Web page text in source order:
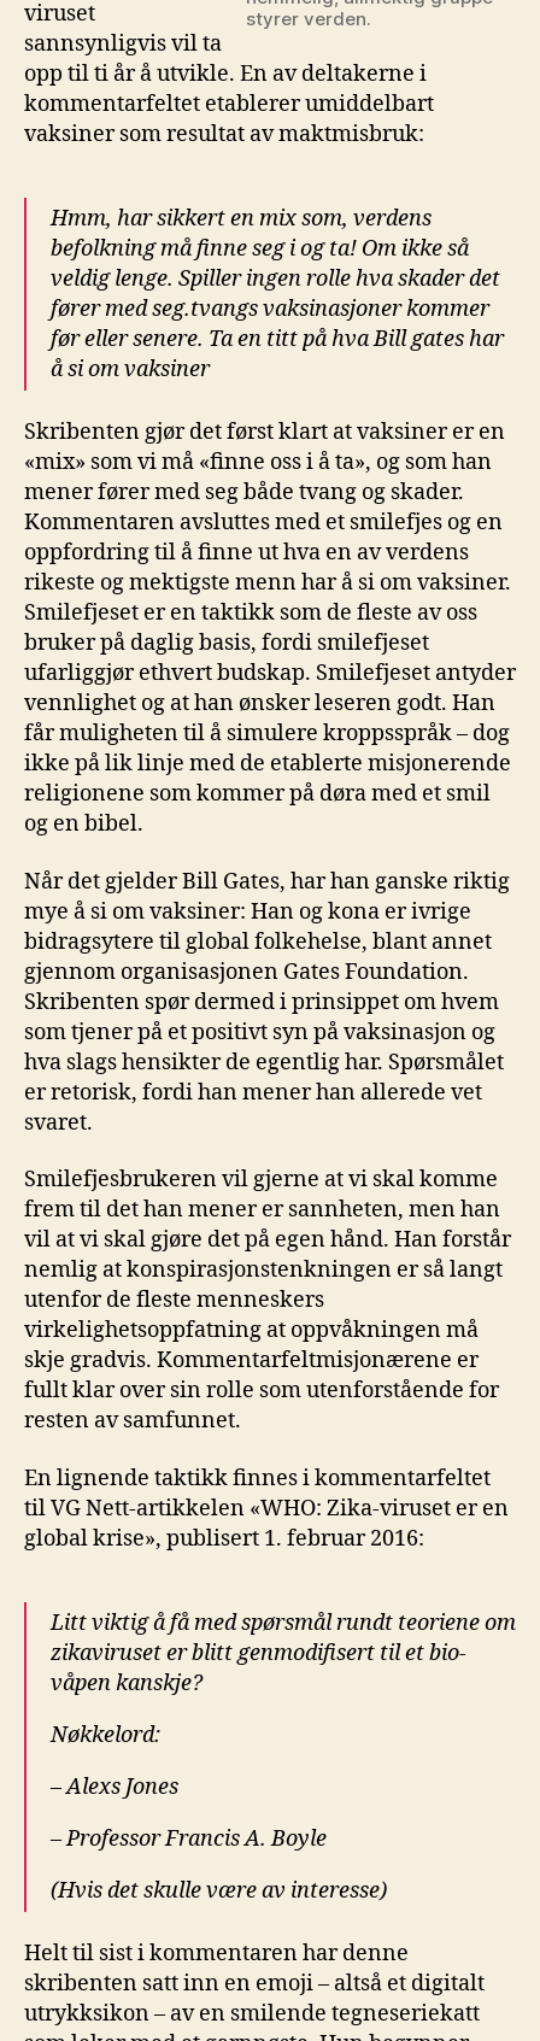
styrer verden.
viruset
sannsynligvis vil ta
opp til ti år å utvikle. En av deltakerne i
kommentarfeltet etablerer umiddelbart
vaksiner som resultat av maktmisbruk:
Hmm, har sikkert en mix som, verdens
befolkning må finne seg i og ta! Om ikke så
veldig lenge. Spiller ingen rolle hva skader det
fører med seg.tvangs vaksinasjoner kommer
før eller senere. Ta en titt på hva Bill gates har
å si om vaksiner
Skribenten gjør det først klart at vaksiner er en
«mix» som vi må «finne oss i å ta», og som han
mener fører med seg både tvang og skader.
Kommentaren avsluttes med et smilefjes og en
oppfordring til å finne ut hva en av verdens
rikeste og mektigste menn har å si om vaksiner.
Smilefjeset er en taktikk som de fleste av oss
bruker på daglig basis, fordi smilefjeset
ufarliggjør ethvert budskap. Smilefjeset antyder
vennlighet og at han ønsker leseren godt. Han
får muligheten til å simulere kroppsspråk – dog
ikke på lik linje med de etablerte misjonerende
religionene som kommer på døra med et smil
og en bibel.
Når det gjelder Bill Gates, har han ganske riktig
mye å si om vaksiner: Han og kona er ivrige
bidragsytere til global folkehelse, blant annet
gjennom organisasjonen Gates Foundation.
Skribenten spør dermed i prinsippet om hvem
som tjener på et positivt syn på vaksinasjon og
hva slags hensikter de egentlig har. Spørsmålet
er retorisk, fordi han mener han allerede vet
svaret.
Smilefjesbrukeren vil gjerne at vi skal komme
frem til det han mener er sannheten, men han
vil at vi skal gjøre det på egen hånd. Han forstår
nemlig at konspirasjonstenkningen er så langt
utenfor de fleste menneskers
virkelighetsoppfatning at oppvåkningen må
skje gradvis. Kommentarfeltmisjonærene er
fullt klar over sin rolle som utenforstående for
resten av samfunnet.
En lignende taktikk finnes i kommentarfeltet
til VG Nett-artikkelen «WHO: Zika-viruset er en
global krise», publisert 1. februar 2016:
Litt viktig å få med spørsmål rundt teoriene om
zikaviruset er blitt genmodifisert til et bio-
våpen kanskje?
Nøkkelord:
–Alexs Jones
–Professor Francis A. Boyle
(Hvis det skulle være av interesse)
Helt til sist i kommentaren har denne
skribenten satt inn en emoji – altså et digitalt
utrykksikon – av en smilende tegneseriekatt